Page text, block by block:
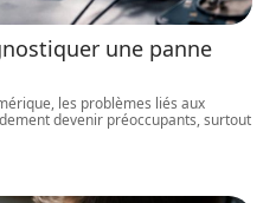
une panne
les problèmes liés aux
devenir préoccupants, surtout